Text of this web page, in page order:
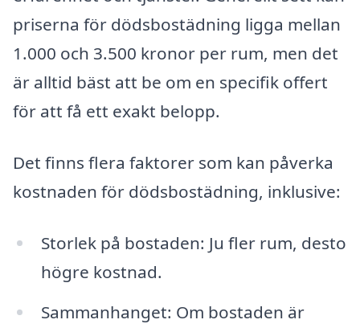
priserna för dödsbostädning ligga mellan
1.000 och 3.500 kronor per rum, men det
är alltid bäst att be om en specifik offert
för att få ett exakt belopp.
Det finns flera faktorer som kan påverka
kostnaden för dödsbostädning, inklusive:
Storlek på bostaden: Ju fler rum, desto
högre kostnad.
Sammanhanget: Om bostaden är